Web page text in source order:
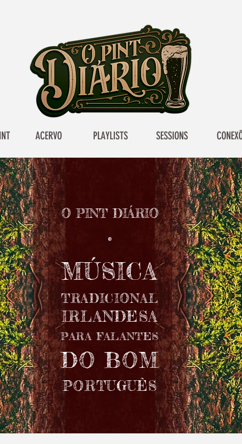
ACERVO PLAYLISTS SESSIONS
O PINT DIÁRIO
•
MÚSICA
TRADICIONAL
IRLANDESA
PARA FALANTES
DO BOM
PORTUGUÊS